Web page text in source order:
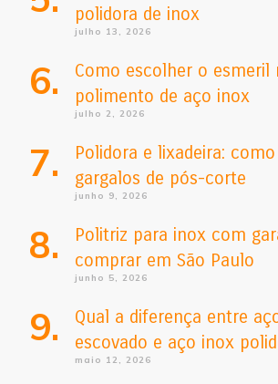
polidora de inox
julho 13, 2026
Como escolher o esmeril
polimento de aço inox
julho 2, 2026
Polidora e lixadeira:
gargalos de pós-corte
junho 9, 2026
Politriz para inox com
comprar em São Paulo
junho 5, 2026
Qual a diferença entre
escovado e aço inox
maio 12, 2026